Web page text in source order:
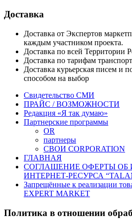
Доставка
Доставка от Экспертов
каждым участником проекта.
Доставка по всей Территории
Доставка по тарифам
Доставка курьерская писем и
способом на выбор
Свидетельство СМИ
ПРАЙС / ВОЗМОЖНОСТИ
Редакция «Я так думаю»
Партнерские программы
OR
партнеры
СВОИ CORPORATION
ГЛАВНАЯ
СОГЛАШЕНИЕ ОФЕРТЫ ОБ
ИНТЕРНЕТ-РЕСУРСА
Запрещённые к реализации
EXPERT MARKET
Политика в отношении